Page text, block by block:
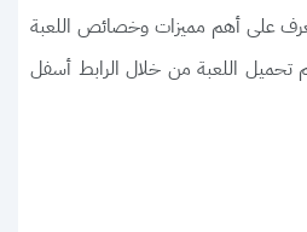
على أهم مميزات وخصائص اللعبة
تحميل اللعبة من خلال الرابط أسفل